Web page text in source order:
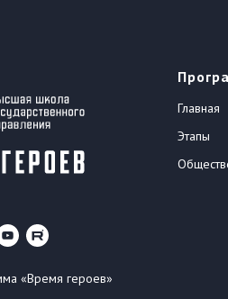
«Время героев»
Главная
Этапы